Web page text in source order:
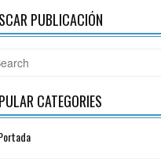
PUBLICACIÓN
CATEGORIES